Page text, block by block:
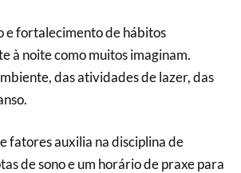
e fortalecimento de hábitos
à noite como muitos imaginam.
das atividades de lazer, das
fatores auxilia na disciplina de
de sono e um horário de praxe para